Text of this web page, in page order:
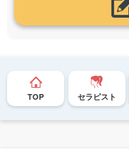
TOP セラピスト